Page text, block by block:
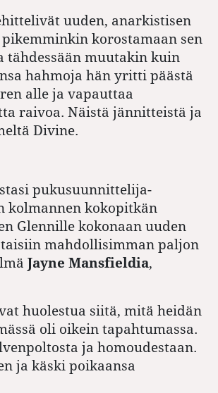
uuden, anarkistisen
korostamaan sen
tähdessään muutakin kuin
hahmoja hän yritti päästä
alle ja vapauttaa
raivoa. Näistä jännitteistä ja
Divine.
pukusuunnittelija-
kolmannen kokopitkän
Glennille kokonaan uuden
mahdollisimman paljon
Jayne Mansfieldia,
huolestua siitä, mitä heidän
oli oikein tapahtumassa.
ja homoudestaan.
ja käski poikaansa